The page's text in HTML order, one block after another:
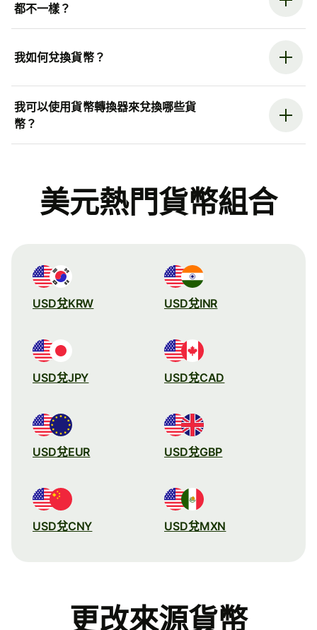
都不一樣？
我如何兌換貨幣？
我可以使用貨幣轉換器來兌換哪些貨
幣？
美元熱門貨幣組合
USD兌KRW USD兌INR
USD兌JPY USD兌CAD
USD兌EUR USD兌GBP
USD兌CNY USD兌MXN
更改來源貨幣